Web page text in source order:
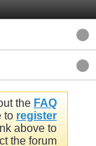
the FAQ
to register
above to
the forum